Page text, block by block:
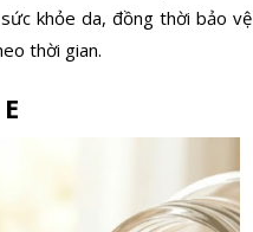
khỏe da, đồng thời bảo vệ
thời gian.